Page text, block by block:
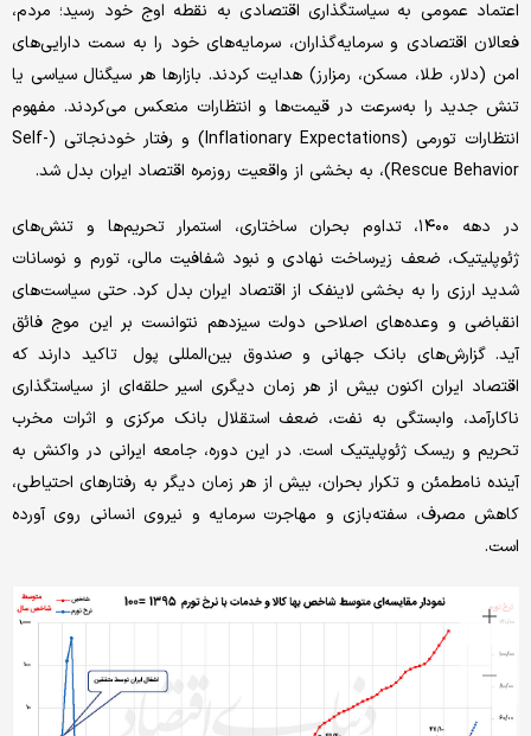
اعتماد عمومی به سیاستگذاری اقتصادی به نقطه اوج خود رسید؛ مردم،
فعالان اقتصادی و سرمایه‌‌‌گذاران، سرمایه‌‌‌های خود را به سمت دارایی‌‌‌های
امن (دلار، طلا، مسکن، رمزارز) هدایت کردند. بازارها هر سیگنال سیاسی یا
تنش جدید را به‌سرعت در قیمت‌‌‌ها و انتظارات منعکس می‌‌‌کردند. مفهوم
انتظارات تورمی (Inflationary Expectations) و رفتار خودنجاتی (Self-
Rescue Behavior)، به بخشی از واقعیت روزمره اقتصاد ایران بدل شد.
در دهه ۱۴۰۰، تداوم بحران ساختاری، استمرار تحریم‌‌‌ها و تنش‌‌‌های
ژئوپلیتیک، ضعف زیرساخت نهادی و نبود شفافیت مالی، تورم و نوسانات
شدید ارزی را به بخشی لاینفک از اقتصاد ایران بدل کرد. حتی سیاست‌‌‌های
انقباضی و وعده‌‌‌های اصلاحی دولت سیزدهم نتوانست بر این موج فائق
آید. گزارش‌‌‌های بانک جهانی و صندوق بین‌‌‌المللی پول تاکید دارند که
اقتصاد ایران اکنون بیش از هر زمان دیگری اسیر حلقه‌‌‌ای از سیاستگذاری
ناکارآمد، وابستگی به نفت، ضعف استقلال بانک مرکزی و اثرات مخرب
تحریم و ریسک ژئوپلیتیک است. در این دوره، جامعه ایرانی در واکنش به
آینده نامطمئن و تکرار بحران، بیش از هر زمان دیگر به رفتارهای احتیاطی،
کاهش مصرف، سفته‌‌‌بازی و مهاجرت سرمایه و نیروی انسانی روی آورده
است.